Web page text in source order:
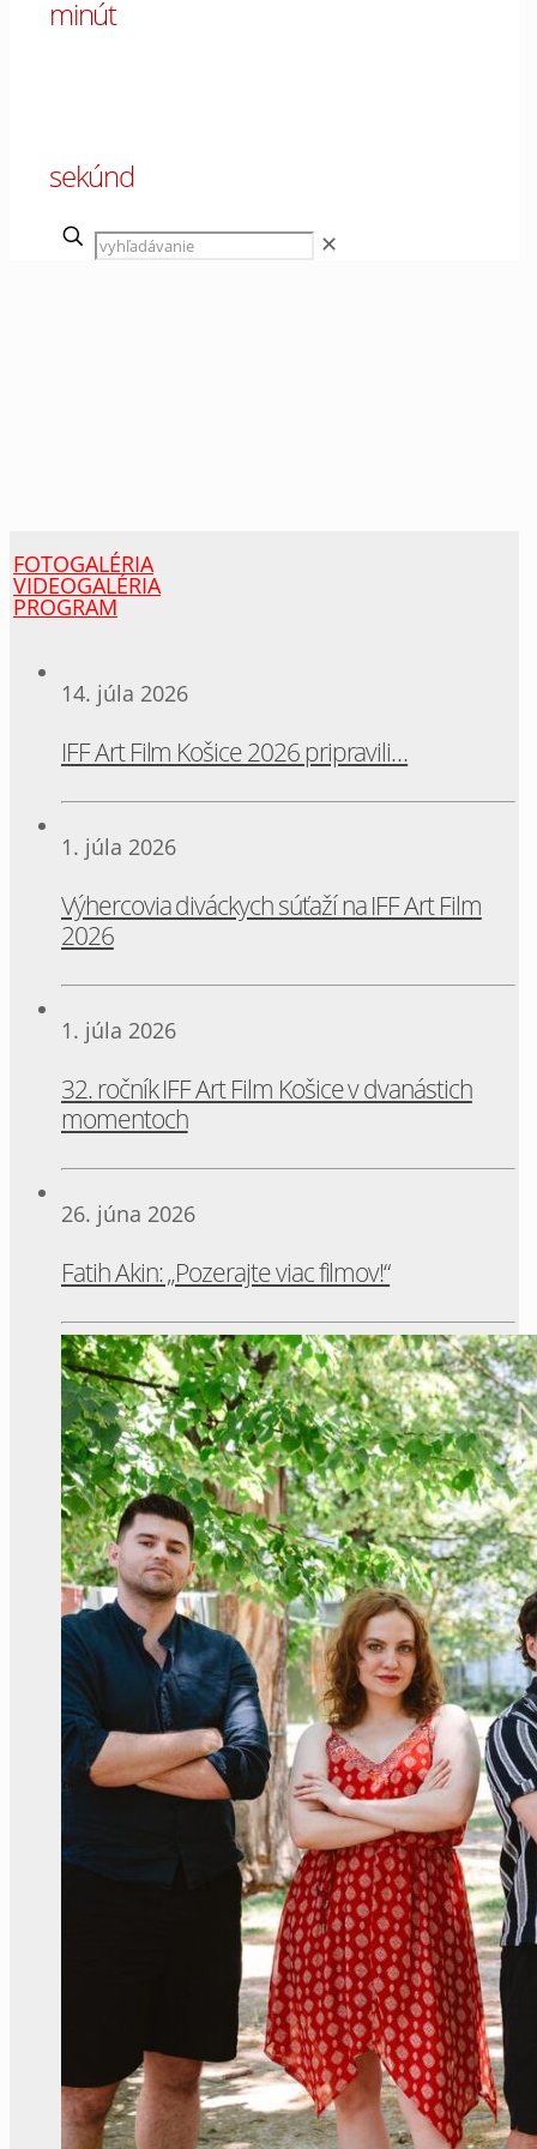
minút
sekúnd
✕
FOTOGALÉRIA
VIDEOGALÉRIA
PROGRAM
14. júla 2026
IFF Art Film Košice 2026 pripravili…
1. júla 2026
Výhercovia diváckych súťaží na IFF Art Film
2026
1. júla 2026
32. ročník IFF Art Film Košice v dvanástich
momentoch
26. júna 2026
Fatih Akin: „Pozerajte viac filmov!“